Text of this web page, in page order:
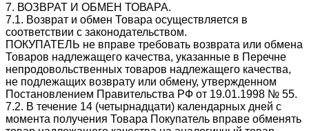
7. ВОЗВРАТ И ОБМЕН ТОВАРА.
7.1. Возврат и обмен Товара осуществляется в
соответствии с законодательством.
ПОКУПАТЕЛЬ не вправе требовать возврата или обмена
Товаров надлежащего качества, указанные в Перечне
непродовольственных товаров надлежащего качества,
не подлежащих возврату или обмену, утвержденном
Постановлением Правительства РФ от 19.01.1998 № 55.
7.2. В течение 14 (четырнадцати) календарных дней с
момента получения Товара Покупатель вправе обменять